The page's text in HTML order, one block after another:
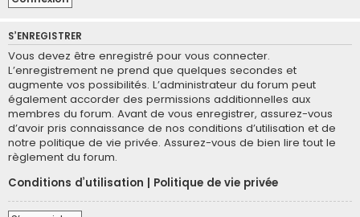
S’ENREGISTRER
Vous devez être enregistré pour vous connecter.
L’enregistrement ne prend que quelques secondes et
augmente vos possibilités. L’administrateur du forum peut
également accorder des permissions additionnelles aux
membres du forum. Avant de vous enregistrer, assurez-vous
d’avoir pris connaissance de nos conditions d’utilisation et de
notre politique de vie privée. Assurez-vous de bien lire tout le
règlement du forum.
Conditions d’utilisation | Politique de vie privée